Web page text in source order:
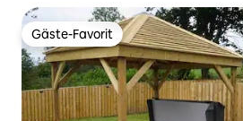
Gäste-Favorit
Gäste-Favorit